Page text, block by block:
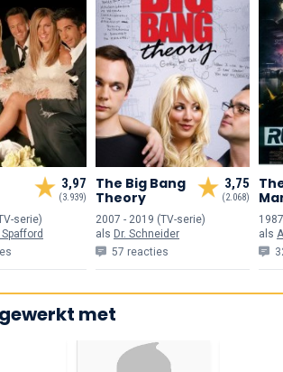
3,97
(3.939)
serie)
3,75
(2.068)
The Big Bang
Theory
2007 - 2019 (TV-serie)
als Dr. Schneider
57 reacties
als
met